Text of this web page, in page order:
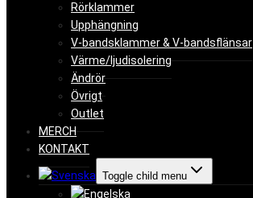
Rörklammer
Upphängning
V-bandsklammer & V-bandsflänsar
Värme/ljudisolering
Ändrör
Övrigt
Outlet
MERCH
KONTAKT
Toggle child menu